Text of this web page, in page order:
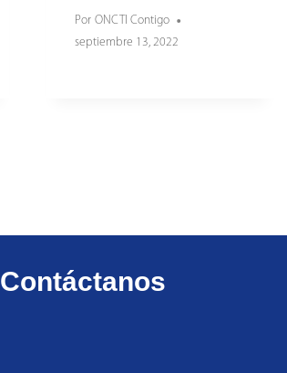
Por ONCTI Contigo
septiembre 13, 2022
Contáctanos